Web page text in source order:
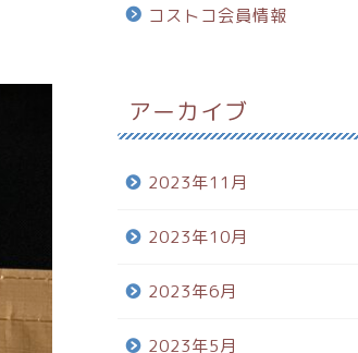
コストコ会員情報
アーカイブ
2023年11月
2023年10月
2023年6月
2023年5月